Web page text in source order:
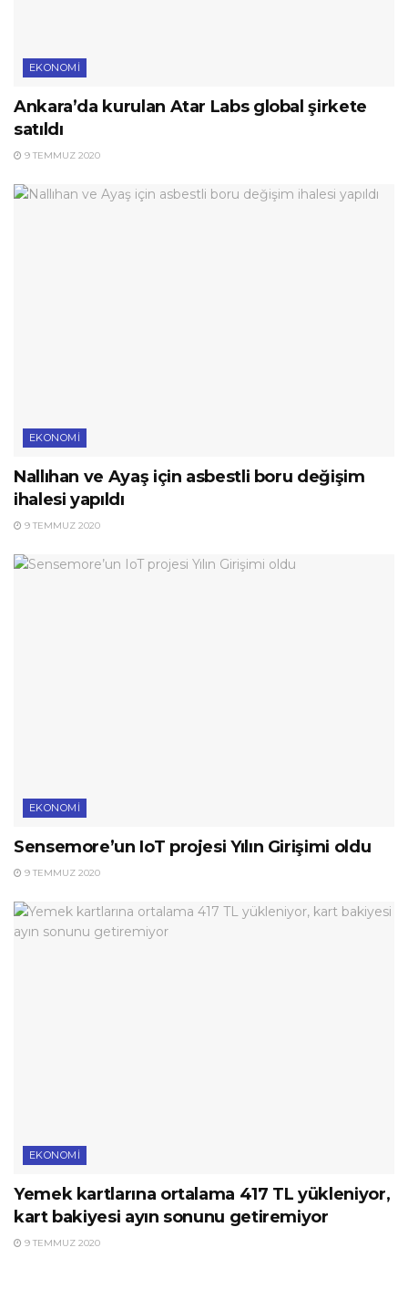
EKONOMI
Ankara’da kurulan Atar Labs global şirkete
satıldı
9 TEMMUZ 2020
EKONOMI
Nallıhan ve Ayaş için asbestli boru değişim
ihalesi yapıldı
9 TEMMUZ 2020
EKONOMI
Sensemore’un IoT projesi Yılın Girişimi oldu
9 TEMMUZ 2020
EKONOMI
Yemek kartlarına ortalama 417 TL yükleniyor,
kart bakiyesi ayın sonunu getiremiyor
9 TEMMUZ 2020